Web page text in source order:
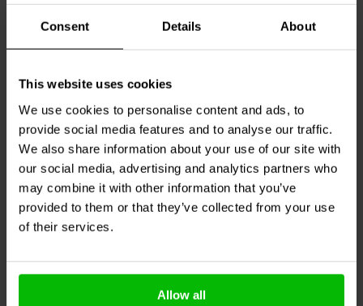
Consent Details About
This website uses cookies
We use cookies to personalise content and ads, to
provide social media features and to analyse our traffic.
We also share information about your use of our site with
our social media, advertising and analytics partners who
may combine it with other information that you’ve
provided to them or that they’ve collected from your use
of their services.
Allow all
88 Subwoofer
5
klantbeoordelingen
Vergleichen
9 Auf Lager
Subwoofer
25
klantbeoordelingen
Vergleichen
10+ Auf Lager